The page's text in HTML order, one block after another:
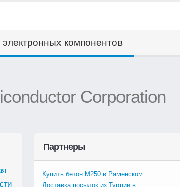
компонентов
Corporation
Партнеры
Купить бетон М250 в Раменском
Доставка посылок из Турции в